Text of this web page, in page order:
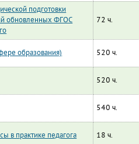
подготовки
обновленных ФГОС
72 ч.
образования) 520 ч.
520 ч.
540 ч.
в практике педагога 18 ч.